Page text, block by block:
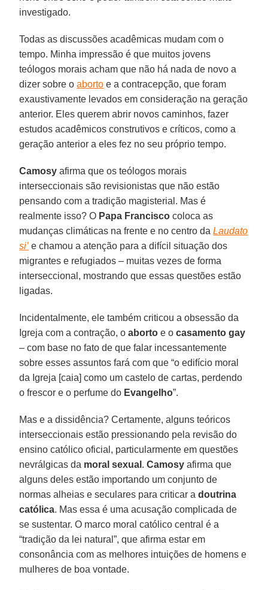
investigado.
Todas as discussões acadêmicas mudam com o
tempo. Minha impressão é que muitos jovens
teólogos morais acham que não há nada de novo a
dizer sobre oaborto e a contracepção, que foram
exaustivamente levados em consideração na geração
anterior. Eles querem abrir novos caminhos, fazer
estudos acadêmicos construtivos e críticos, como a
geração anterior a eles fez no seu próprio tempo.
Camosy afirma que os teólogos morais
interseccionais são revisionistas que não estão
pensando com a tradição magisterial. Mas é
realmente isso? O Papa Francisco coloca as
mudanças climáticas na frente e no centro daLaudato
si’ e chamou a atenção para a difícil situação dos
migrantes e refugiados – muitas vezes de forma
interseccional, mostrando que essas questões estão
ligadas.
Incidentalmente, ele também criticou a obsessão da
Igreja com a contração, oaborto e ocasamento gay
– com base no fato de que falar incessantemente
sobre esses assuntos fará com que “o edifício moral
da Igreja [caia] como um castelo de cartas, perdendo
o frescor e o perfume do Evangelho”.
Mas e a dissidência? Certamente, alguns teóricos
interseccionais estão pressionando pela revisão do
ensino católico oficial, particularmente em questões
nevrálgicas da moral sexual .Camosy afirma que
alguns deles estão importando um conjunto de
normas alheias e seculares para criticar adoutrina
católica. Mas essa é uma acusação complicada de
se sustentar. O marco moral católico central é a
“tradição da lei natural”, que afirma estar em
consonância com as melhores intuições de homens e
mulheres de boa vontade.